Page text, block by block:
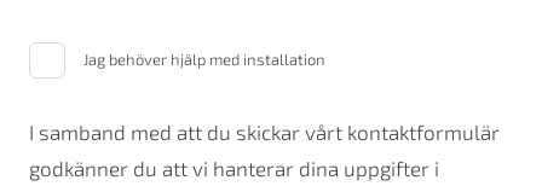
Jag behöver hjälp med installation
I samband med att du skickar vårt kontaktformulär
godkänner du att vi hanterar dina uppgifter i